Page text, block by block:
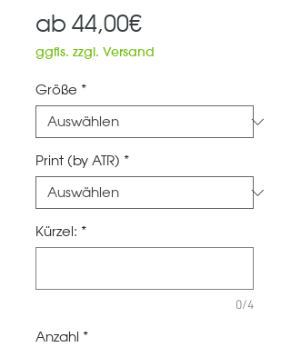
ab 44,00€Sale-
Preis
ggfls. zzgl. Versand
Größe *
Print (by ATR) *
Kürzel: *
0/4
Anzahl *